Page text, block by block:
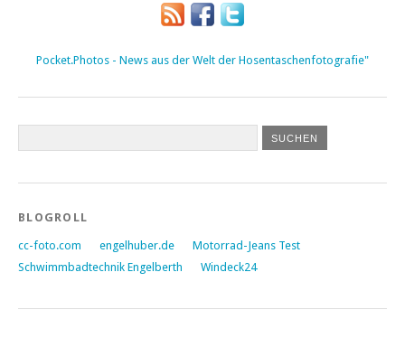
Pocket.Photos - News aus der Welt der Hosentaschenfotografie"
BLOGROLL
cc-foto.com engelhuber.de
Motorrad-Jeans Test
Schwimmbadtechnik Engelberth
Windeck24